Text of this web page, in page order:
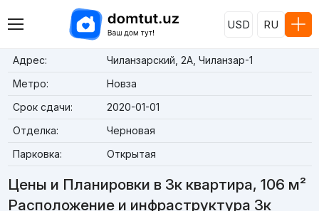
USD RU
Адрес:
Чиланзарский, 2А, Чиланзар-1
Метро:
Новза
Срок сдачи:
2020-01-01
Отделка:
Черновая
Парковка:
Открытая
Цены и Планировки в 3к квартира, 106 м²
Расположение и инфраструктура 3к